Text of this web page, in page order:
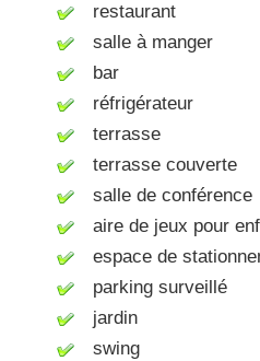
restaurant
salle à manger
bar
réfrigérateur
terrasse
terrasse couverte
salle de conférence
aire de jeux pour
espace de
parking surveillé
jardin
swing